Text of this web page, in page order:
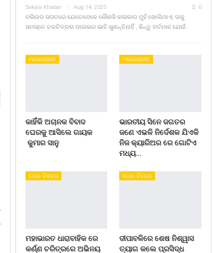
Sakala Khabar Aug 14, 2025 0
ବଲିଉଡ ଜଗତରେ ଯେତେବେଳେ କୌଣସି କଳାକାର ମୁହଁ ଖୋଲିଥାଏ, ତାକୁ
ସମସ୍ତେ ଚଳଚିତ୍ରର ଡାଇଲଗ ଭାବି ଶୁଣନ୍ତିନାହିଁ , କିନ୍ତୁ ବର୍ତମାନ ଯେଉଁ…
ମନୋରଞ୍ଜନ
କାହିଁକି ଅଚାନକ ବିବାଦ
ଘେରକୁ ଆସିଲେ ଗାୟକ
କୁମାର ସାନୁ
ମନୋରଞ୍ଜନ
ଭାରତୀୟ ସିନେ ଜଗତର
ଜଣେ ଏଭଳି ନିର୍ଦେଶକ ଯିଏକି
ନିଜ କ୍ୟାରିଅର ରେ ଗୋଟିଏ
ମଧ୍ୟ…
ଦେଶ- ବିଦେଶ
ମହାଭାରତ ଧାରାବାହିକ ରେ
କର୍ଣ୍ଣ ଚରିତ୍ରରେ ଅଭିନୟ
ଦେଶ- ବିଦେଶ
ଦୀପାବଳିରେ ଶେଷ ନିଶ୍ୱାସ
ତ୍ୟାଗ କଲେ ପ୍ରସିଦ୍ଧ